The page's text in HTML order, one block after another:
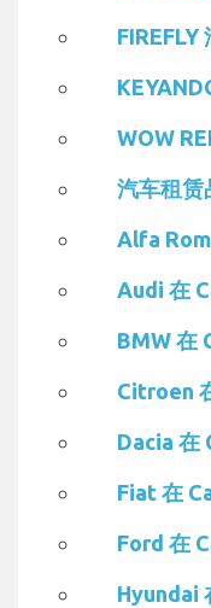
FIREFLY
WOW
汽车租赁
Alfa
Audi 在
BMW 在
Citroen
Dacia 在
Fiat 在
Ford 在
Hyundai